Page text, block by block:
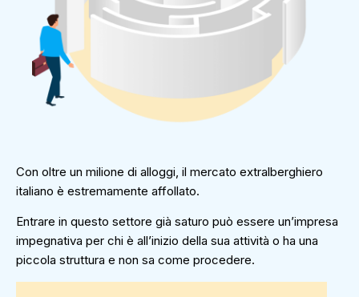
Con oltre un milione di alloggi, il mercato extralberghiero
italiano è estremamente affollato.
Entrare in questo settore già saturo può essere un’impresa
impegnativa per chi è all’inizio della sua attività o ha una
piccola struttura e non sa come procedere.